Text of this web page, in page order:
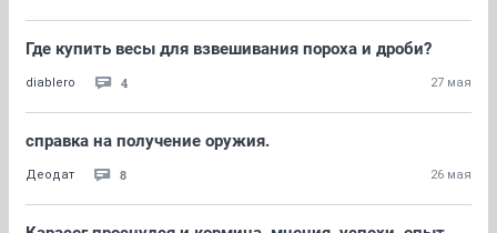
Где купить весы для взвешивания пороха и дроби?
diablero 4 27 мая
справка на получение оружия.
Деодат 8 26 мая